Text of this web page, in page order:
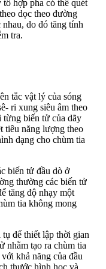
hợp pha có thể quét
dọc theo đường
do đó tăng tính
tra.
tắc vật lý của sóng
ri xung siêu âm theo
từng biến tử của dãy
tiêu năng lượng theo
dạng cho chùm tia
biến tử đầu dò ở
thường các biến tử
tăng độ nhạy một
tia không mong
để thiết lập thời gian
nhằm tạo ra chùm tia
khả năng của đầu
thước hình học và